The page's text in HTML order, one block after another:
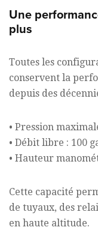
Une
plus
Toutes les
conservent la
depuis des
• Pression
• Débit libre : 100
• Hauteur
Cette capacité
de tuyaux, des
en haute altitude.